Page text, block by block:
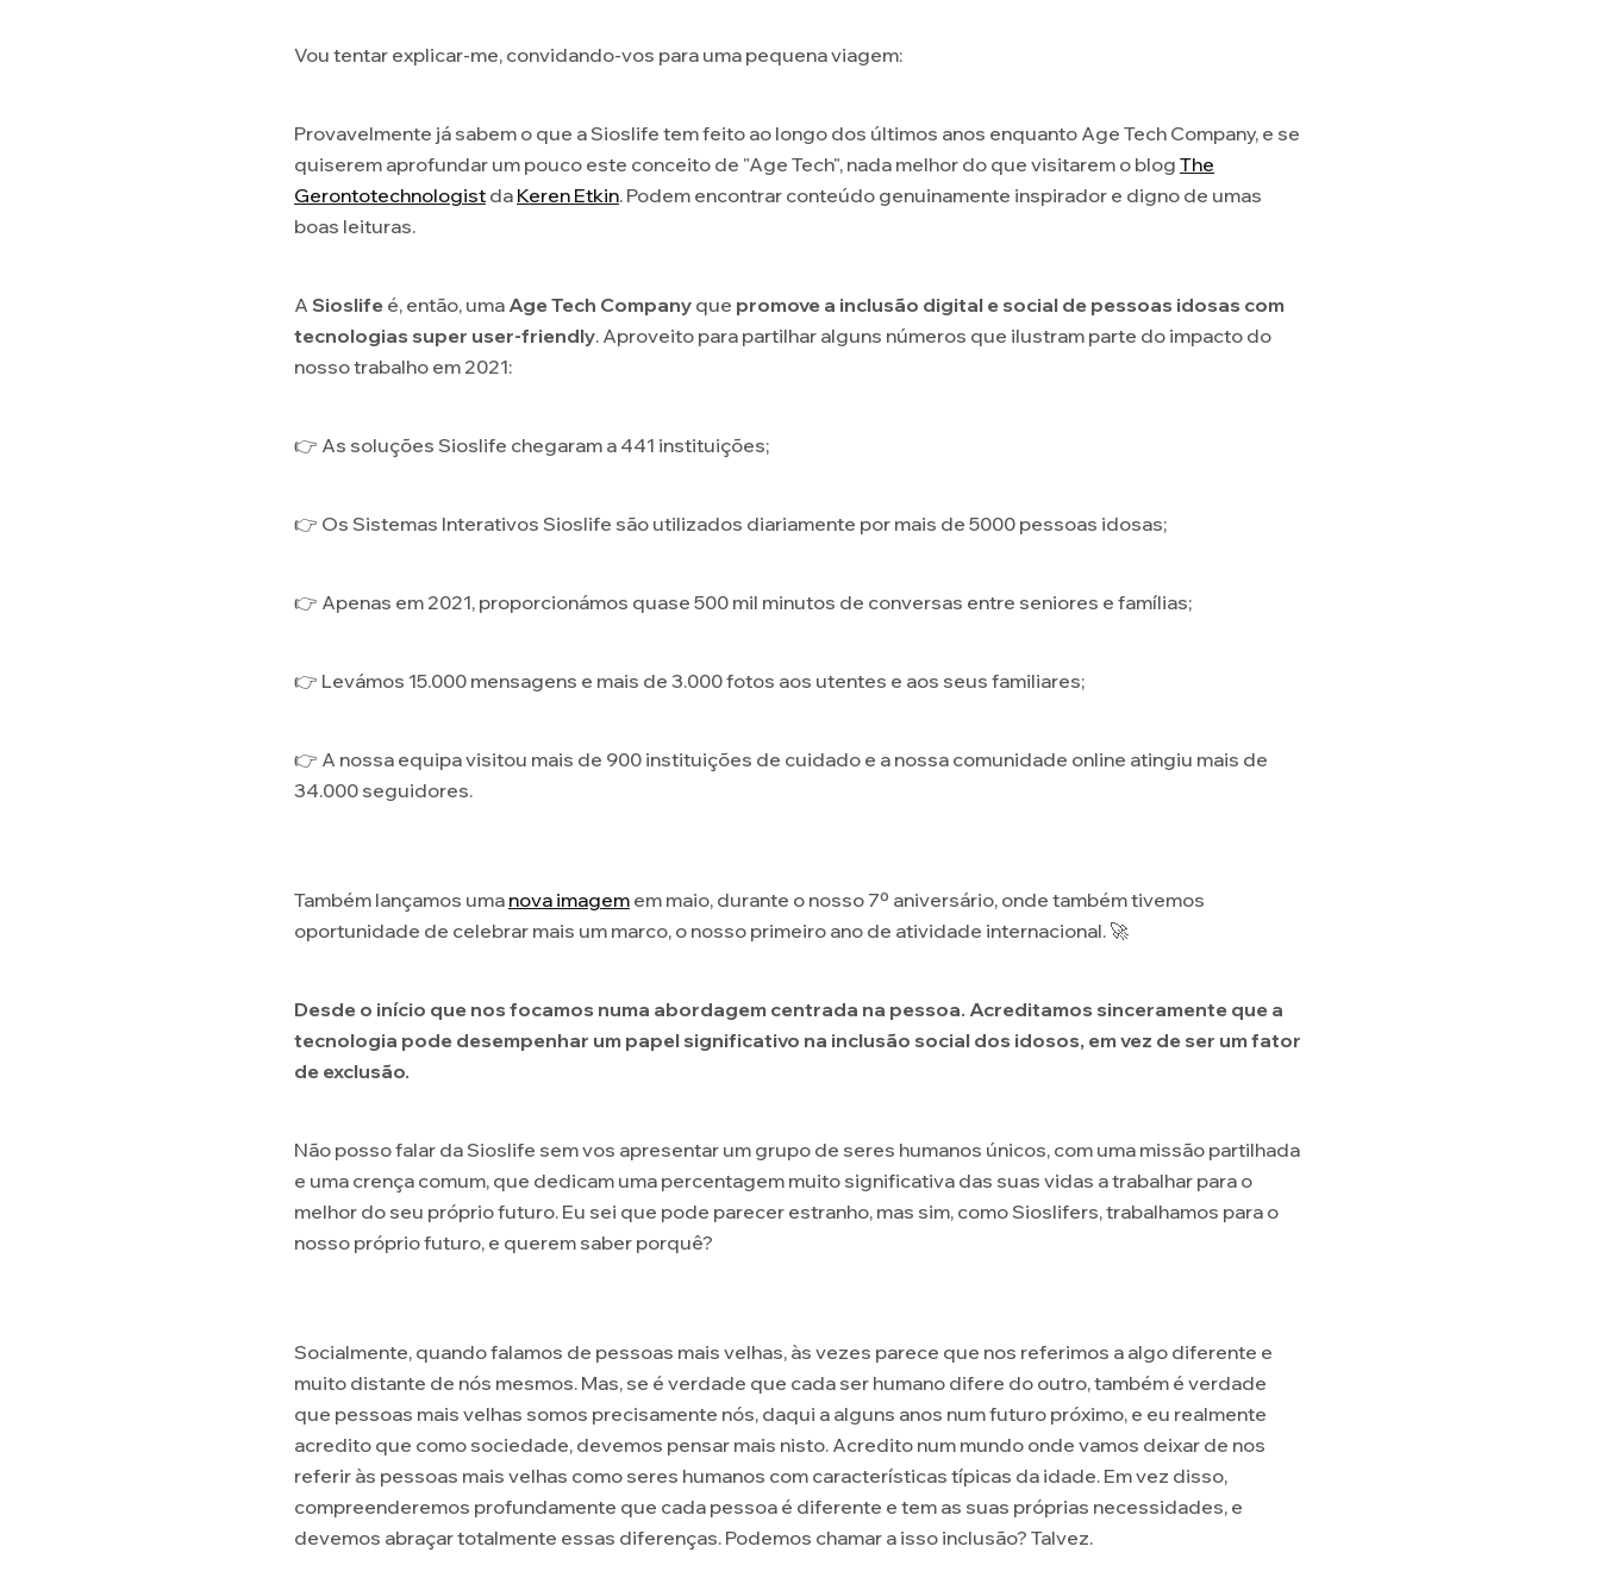
Vou tentar explicar-me, convidando-vos para uma pequena viagem:
Provavelmente já sabem o que a Sioslife tem feito ao longo dos últimos anos enquanto Age Tech Company, e se
quiserem aprofundar um pouco este conceito de "Age Tech", nada melhor do que visitarem o blog The
Gerontotechnologist da Keren Etkin. Podem encontrar conteúdo genuinamente inspirador e digno de umas
boas leituras.
A Sioslife é, então, uma Age Tech Company que promove a inclusão digital e social de pessoas idosas com
tecnologias super user-friendly. Aproveito para partilhar alguns números que ilustram parte do impacto do
nosso trabalho em 2021:
👉 As soluções Sioslife chegaram a 441 instituições;
👉 Os Sistemas Interativos Sioslife são utilizados diariamente por mais de 5000 pessoas idosas;
👉 Apenas em 2021, proporcionámos quase 500 mil minutos de conversas entre seniores e famílias;
👉 Levámos 15.000 mensagens e mais de 3.000 fotos aos utentes e aos seus familiares;
👉 A nossa equipa visitou mais de 900 instituições de cuidado e a nossa comunidade online atingiu mais de
34.000 seguidores.
Também lançamos uma nova imagem em maio, durante o nosso 7º aniversário, onde também tivemos
oportunidade de celebrar mais um marco, o nosso primeiro ano de atividade internacional. 🚀
Desde o início que nos focamos numa abordagem centrada na pessoa. Acreditamos sinceramente que a
tecnologia pode desempenhar um papel significativo na inclusão social dos idosos, em vez de ser um fator
de exclusão.
Não posso falar da Sioslife sem vos apresentar um grupo de seres humanos únicos, com uma missão partilhada
e uma crença comum, que dedicam uma percentagem muito significativa das suas vidas a trabalhar para o
melhor do seu próprio futuro. Eu sei que pode parecer estranho, mas sim, como Sioslifers, trabalhamos para o
nosso próprio futuro, e querem saber porquê?
Socialmente, quando falamos de pessoas mais velhas, às vezes parece que nos referimos a algo diferente e
muito distante de nós mesmos. Mas, se é verdade que cada ser humano difere do outro, também é verdade
que pessoas mais velhas somos precisamente nós, daqui a alguns anos num futuro próximo, e eu realmente
acredito que como sociedade, devemos pensar mais nisto. Acredito num mundo onde vamos deixar de nos
referir às pessoas mais velhas como seres humanos com características típicas da idade. Em vez disso,
compreenderemos profundamente que cada pessoa é diferente e tem as suas próprias necessidades, e
devemos abraçar totalmente essas diferenças. Podemos chamar a isso inclusão? Talvez.